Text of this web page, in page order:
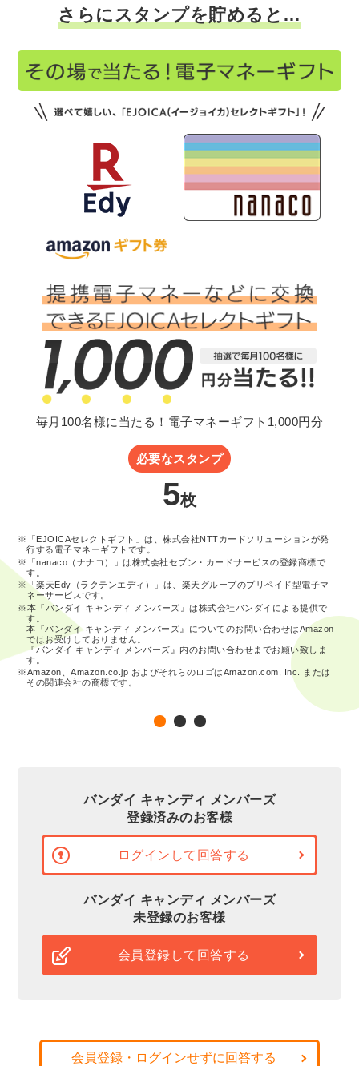
さらにスタンプを貯めると…
毎月100名様に当たる！電子マネーギフト1,000円分
必要なスタンプ
5枚
※「EJOICAセレクトギフト」は、株式会社NTTカードソリューションが発
行する電子マネーギフトです。
※「nanaco（ナナコ）」は株式会社セブン・カードサービスの登録商標で
す。
※「楽天Edy（ラクテンエディ）」は、楽天グループのプリペイド型電子マ
ネーサービスです。
※本『バンダイ キャンディ メンバーズ』は株式会社バンダイによる提供で
す。
本『バンダイ キャンディ メンバーズ』についてのお問い合わせはAmazon
ではお受けしておりません。
『バンダイ キャンディ メンバーズ』内のお問い合わせまでお願い致しま
す。
※Amazon、Amazon.co.jp およびそれらのロゴはAmazon.com, Inc. または
その関連会社の商標です。
バンダイ キャンディ メンバーズ
登録済みのお客様
ログインして回答する
バンダイ キャンディ メンバーズ
未登録のお客様
会員登録して回答する
会員登録・ログインせずに回答する